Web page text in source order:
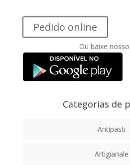
Pedido online
Ou baixe
Categorias de
Antipasti
Artigianale